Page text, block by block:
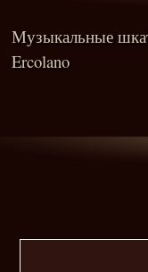
Музыкальные
Ercolano